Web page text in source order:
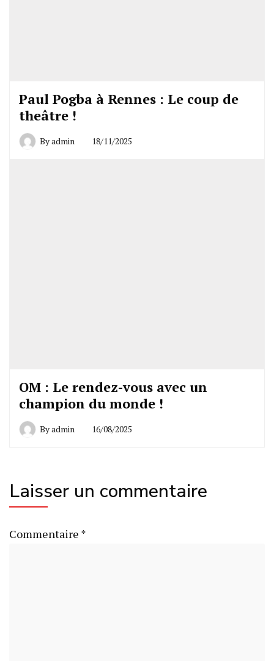
Paul Pogba à Rennes : Le coup de
theâtre !
Byadmin 18/11/2025
OM : Le rendez-vous avec un
champion du monde !
Byadmin 16/08/2025
Laisser un commentaire
Commentaire *